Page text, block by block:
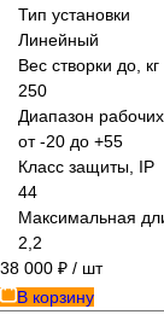
Тип установки
Линейный
Вес створки до, кг
250
Диапазон
от -20 до +55
Класс защиты, IP
44
Максимальная
2,2
38 000 ₽ / шт
В корзину